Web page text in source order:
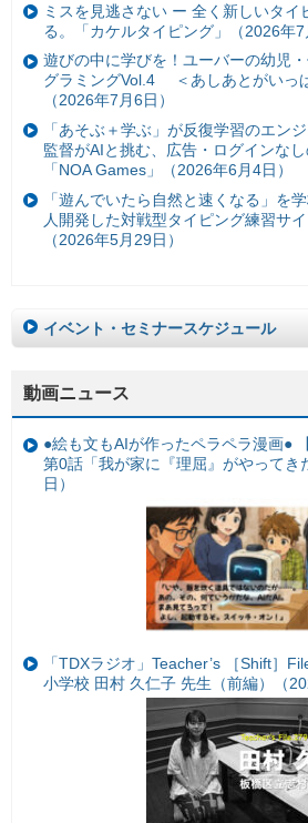
ミスを見逃さない ー 全く新しいタイ
る。「カケルタイピング」（2026年7
遊びの中に学びを！ユーバーの幼児
グラミングVol.4 ＜あしあとがいっ
（2026年7月6日）
「あそぶ＋学ぶ」が反復学習のエン
監督がAIと挑む、広告・ログインな
「NOA Games」（2026年6月4日）
「遊んでいたら自然と速くなる」を
人開発した対戦型タイピング練習サ
（2026年5月29日）
イベント・セミナースケジュール
動画ニュース
●絵も文もAIが作ったペラペラ漫画●
第0話「我が家に『理屈』がやってき
日）
「TDXラジオ」Teacher’s ［Shift］
小学校 田村 久仁子 先生（前編）（